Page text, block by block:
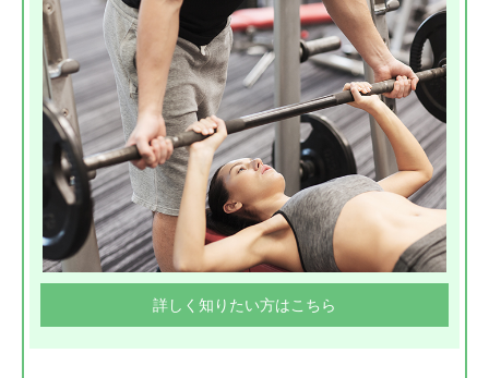
詳しく知りたい方はこちら